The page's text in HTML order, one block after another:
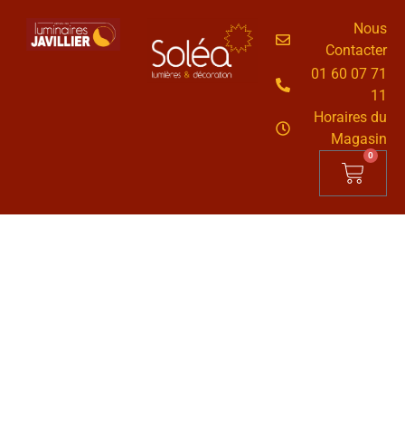
Nous
Contacter
01 60 07 71
11
Horaires du
Magasin
0